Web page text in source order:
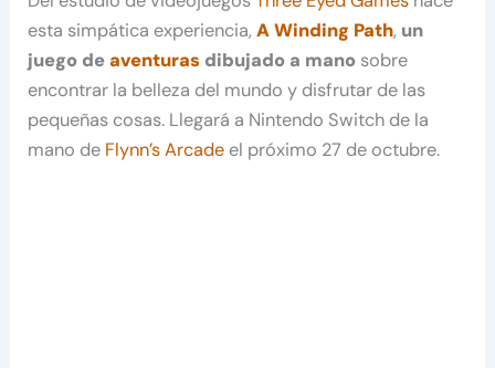
esta simpática experiencia,A Winding Path, un
juego deaventuras dibujado a mano sobre
encontrar la belleza del mundo y disfrutar de las
pequeñas cosas. Llegará a Nintendo Switch de la
mano de Flynn’s Arcade el próximo 27 de octubre.